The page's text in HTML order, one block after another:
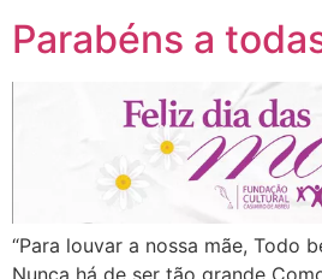
Parabéns a
“Para louvar a nossa mãe, Todo